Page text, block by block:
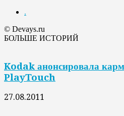
.
© Devays.ru
БОЛЬШЕ ИСТОРИЙ
Kodak анонсировала
PlayTouch
27.08.2011